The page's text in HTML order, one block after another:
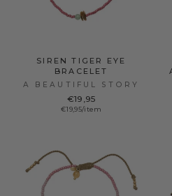
SIREN TIGER EYE
BRACELET
A BEAUTIFUL STORY
€19,95
€19,95/item